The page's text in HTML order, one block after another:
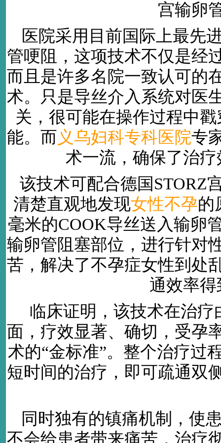
宫输卵
医院采用目前国际上最先
管哽阻，这项技术不仅是经
而且是许多名院一致认可的
术。只是导丝介入系统对医
关，很可能在操作过程中
能。而义乌妇科专科医院专
术一流，确保了治
该技术可配合德国STORZ
清楚直观地发现女性不孕的
毫米的COOK导丝送入输卵
输卵管阻塞部位，进行针对
苦，解决了不孕症女性到处
通效率
临床证明，该技术在治
面，疗效显著、确切，受孕
术的“金标准”。整个治疗过
短时间的治疗，即可疏通双
同时独有的镇痛机制，使
不会给患者带来痛苦，治疗